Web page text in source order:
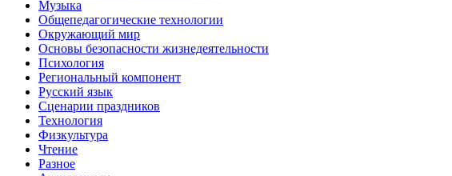
Музыка
Общепедагогические технологии
Окружающий мир
Основы безопасности жизнедеятельности
Психология
Региональный компонент
Русский язык
Сценарии праздников
Технология
Физкультура
Чтение
Разное